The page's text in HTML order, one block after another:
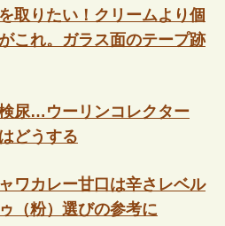
取りたい！クリームより個
これ。ガラス面のテープ跡
尿…ウーリンコレクター
どうする
ワカレー甘口は辛さレベル
（粉）選びの参考に